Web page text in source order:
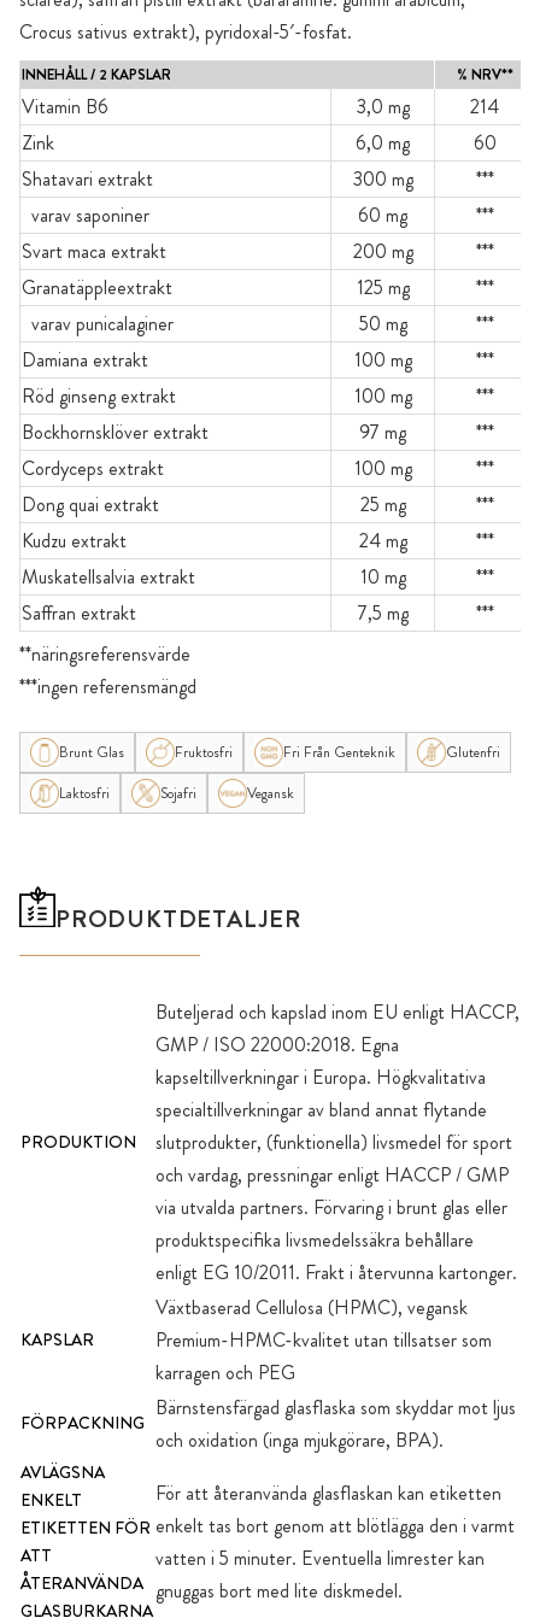
Crocus sativus extrakt), pyridoxal-5′-fosfat.
INNEHÅLL / 2 KAPSLAR % NRV**
Vitamin B6 3,0 mg
214
Zink
6,0 mg
60
Shatavari extrakt
300 mg
***
varav saponiner
60 mg
***
Svart maca extrakt
200 mg
***
Granatäppleextrakt
125 mg
***
varav punicalaginer
50 mg
***
Damiana extrakt
100 mg
***
Röd ginseng extrakt
100 mg
***
Bockhornsklöver extrakt
97 mg
***
Cordyceps extrakt
100 mg
***
Dong quai extrakt
25 mg
***
Kudzu extrakt
24 mg
***
Muskatellsalvia extrakt
10 mg
***
Saffran extrakt
7,5 mg
***
**näringsreferensvärde
***ingen referensmängd
Brunt Glas Fruktosfri Fri Från Genteknik
Glutenfri
Laktosfri
Sojafri Vegansk
PRODUKTDETALJER
PRODUKTION
Buteljerad och kapslad inom EU enligt HACCP,
GMP / ISO 22000:2018. Egna
kapseltillverkningar i Europa. Högkvalitativa
specialtillverkningar av bland annat flytande
slutprodukter, (funktionella) livsmedel för sport
och vardag, pressningar enligt HACCP / GMP
via utvalda partners. Förvaring i brunt glas eller
produktspecifika livsmedelssäkra behållare
enligt EG 10/2011. Frakt i återvunna kartonger.
KAPSLAR
Växtbaserad Cellulosa (HPMC), vegansk
Premium-HPMC-kvalitet utan tillsatser som
karragen och PEG
FÖRPACKNING
Bärnstensfärgad glasflaska som skyddar mot ljus
och oxidation (inga mjukgörare, BPA).
AVLÄGSNA
ENKELT
ETIKETTEN FÖR
ATT
ÅTERANVÄNDA
GLASBURKARNA
För att återanvända glasflaskan kan etiketten
enkelt tas bort genom att blötlägga den i varmt
vatten i 5 minuter. Eventuella limrester kan
gnuggas bort med lite diskmedel.